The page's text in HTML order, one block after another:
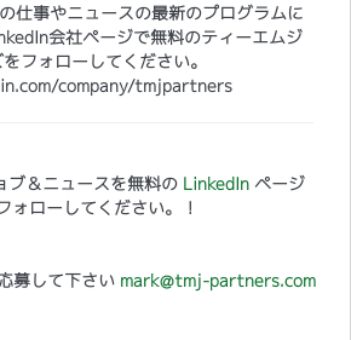
仕事やニュースの最新のプログラムに
会社ページで無料のティーエムジ
フォローしてください。
company/tmjpartners
ブ＆ニュースを無料の LinkedInページ
ォローしてください。！
募して下さい mark@tmj-partners.com